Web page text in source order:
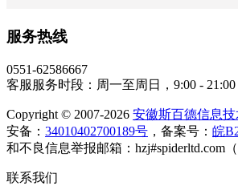
服务热线
0551-62586667
客服服务时段：周一至周日，9:00 -
Copyright © 2007-2026 安徽斯百德信息技
安备： 34010402700189号 ，备案号： 皖
和不良信息举报邮箱：hzj#spiderltd.com（
联系我们